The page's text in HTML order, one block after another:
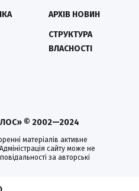
© 2002—2024
матеріалів активне
сайту може не
за авторські
АРХІВ НОВИН
СТРУКТУРА
ВЛАСНОСТІ